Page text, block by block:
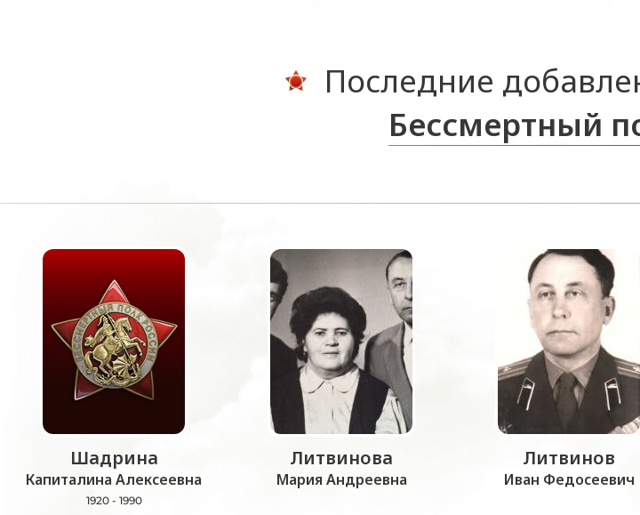
Последние
Бессмертный
Шадрина
Капиталина Алексеевна
1920 - 1990
Литвинова
Мария Андреевна
Литвинов
Иван Федосеевич